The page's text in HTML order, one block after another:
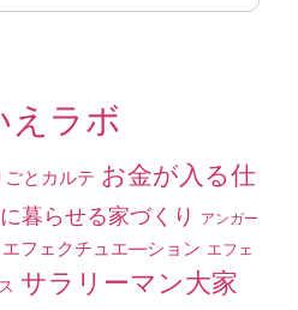
えラボ
ごとカルテ お金が入る仕
暮らせる家づくり
アンガー
エフェクチュエ―ション エフェ
サラリーマン大家